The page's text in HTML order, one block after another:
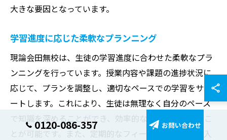
大きな要因となっています。
学習進度に応じた柔軟なプランニング
現論会田無校は、生徒の学習進度に合わせた柔軟なプラ
ンニングを行っています。授業内容や課題の進捗状況に
応じて、プランを調整し、適切なペースでの学習をサポ
ートします。これにより、生徒は無理なく自分のペース
で知識を深めることができ、効率的な学力向上を図るこ
とが可能です。また、定期的なフィードバックを取り入
0120-086-357 お問い合わせ